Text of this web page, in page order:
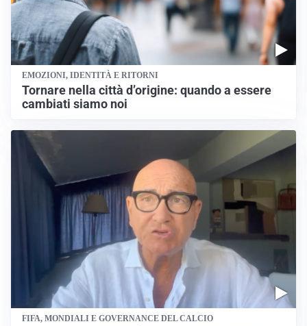
EMOZIONI, IDENTITÀ E RITORNI
Tornare nella città d’origine: quando a essere
cambiati siamo noi
FIFA, MONDIALI E GOVERNANCE DEL CALCIO